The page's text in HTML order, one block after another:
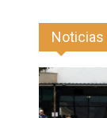
Noticias